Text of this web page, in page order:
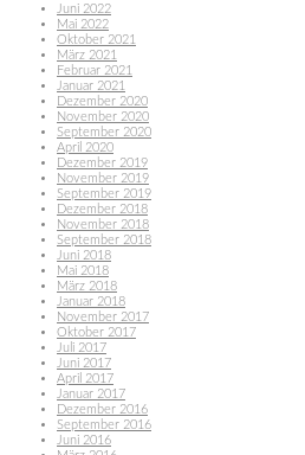
Juni 2022
Mai 2022
Oktober 2021
März 2021
Februar 2021
Januar 2021
Dezember 2020
November 2020
September 2020
April 2020
Dezember 2019
November 2019
September 2019
Dezember 2018
November 2018
September 2018
Juni 2018
Mai 2018
März 2018
Januar 2018
November 2017
Oktober 2017
Juli 2017
Juni 2017
April 2017
Januar 2017
Dezember 2016
September 2016
Juni 2016